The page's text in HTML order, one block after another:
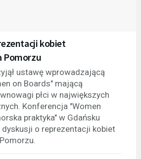
kobiet
Pomorzu
ustawę wprowadzającą
on Boards" mającą
płci w największych
Konferencja "Women
praktyka" w Gdańsku
dyskusji o reprezentacji kobiet